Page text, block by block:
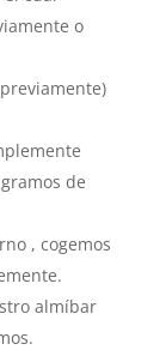
o
de
, cogemos
almíbar